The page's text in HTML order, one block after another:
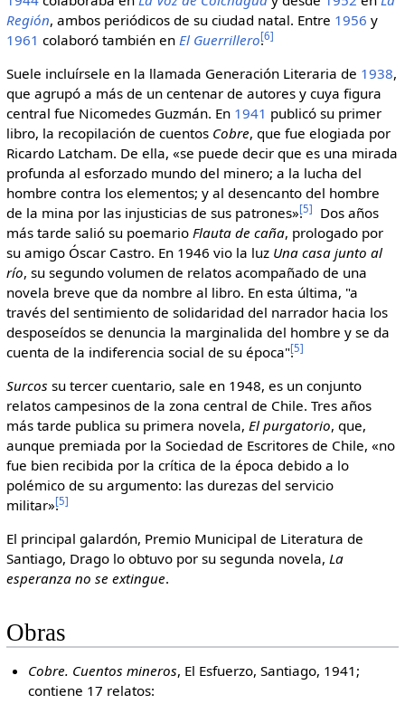
Región, ambos periódicos de su ciudad natal. Entre 1956 y
1961 colaboró también en El Guerrillero.[6]
Suele incluírsele en la llamada Generación Literaria de 1938,
que agrupó a más de un centenar de autores y cuya figura
central fue Nicomedes Guzmán. En 1941 publicó su primer
libro, la recopilación de cuentos Cobre, que fue elogiada por
Ricardo Latcham. De ella, «se puede decir que es una mirada
profunda al esforzado mundo del minero; a la lucha del
hombre contra los elementos; y al desencanto del hombre
de la mina por las injusticias de sus patrones».[5]
Dos años
más tarde salió su poemario Flauta de caña, prologado por
su amigo Óscar Castro. En 1946 vio la luz Una casa junto al
río, su segundo volumen de relatos acompañado de una
novela breve que da nombre al libro. En esta última, "a
través del sentimiento de solidaridad del narrador hacia los
desposeídos se denuncia la marginalida del hombre y se da
cuenta de la indiferencia social de su época".
[5]
Surcos su tercer cuentario, sale en 1948, es un conjunto
relatos campesinos de la zona central de Chile. Tres años
más tarde publica su primera novela, El purgatorio, que,
aunque premiada por la Sociedad de Escritores de Chile, «no
fue bien recibida por la crítica de la época debido a lo
polémico de su argumento: las durezas del servicio
militar».[5]
El principal galardón, Premio Municipal de Literatura de
Santiago, Drago lo obtuvo por su segunda novela, La
esperanza no se extingue.
Obras
Cobre. Cuentos mineros, El Esfuerzo, Santiago, 1941;
contiene 17 relatos: